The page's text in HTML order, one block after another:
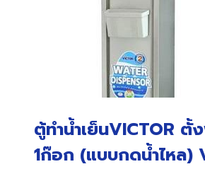
ตู้ทำน้ำเย็นVICTOR
1ก๊อก (แบบกดน้ำไหล)